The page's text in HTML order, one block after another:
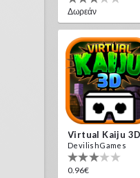
Δωρεάν
Virtual Kaiju 3D
DevilishGames
0.96€